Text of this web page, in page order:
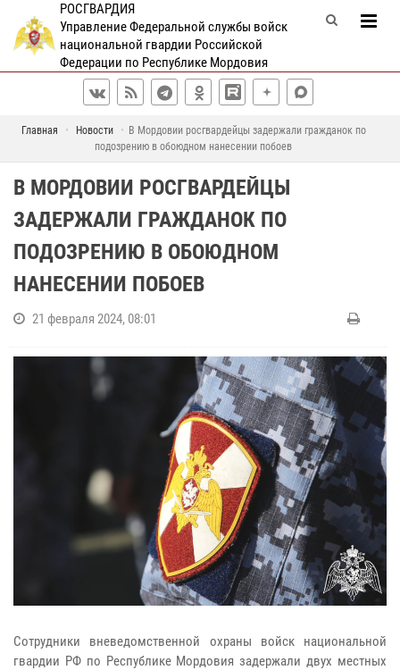
РОСГВАРДИЯ
Управление Федеральной службы войск
национальной гвардии Российской
Федерации по Республике Мордовия
Главная Новости
В Мордовии росгвардейцы задержали гражданок по
подозрению в обоюдном нанесении побоев
В МОРДОВИИ РОСГВАРДЕЙЦЫ
ЗАДЕРЖАЛИ ГРАЖДАНОК ПО
ПОДОЗРЕНИЮ В ОБОЮДНОМ
НАНЕСЕНИИ ПОБОЕВ
21 февраля 2024, 08:01
Сотрудники вневедомственной охраны войск национальной
гвардии РФ по Республике Мордовия задержали двух местных